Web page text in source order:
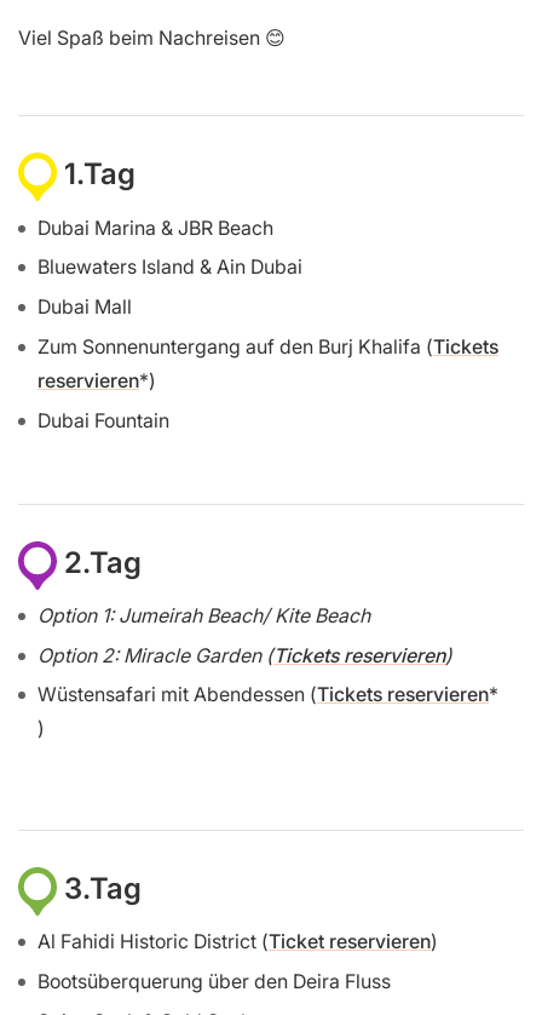
Viel Spaß beim Nachreisen 😊
1.Tag
Dubai Marina & JBR Beach
Bluewaters Island & Ain Dubai
Dubai Mall
Zum Sonnenuntergang auf den Burj Khalifa (Tickets
reservieren )
Dubai Fountain
2.Tag
Option 1: Jumeirah Beach/ Kite Beach
Option 2: Miracle Garden (Tickets reservieren)
Wüstensafari mit Abendessen (Tickets reservieren
)
3.Tag
Al Fahidi Historic District (Ticket reservieren)
Bootsüberquerung über den Deira Fluss